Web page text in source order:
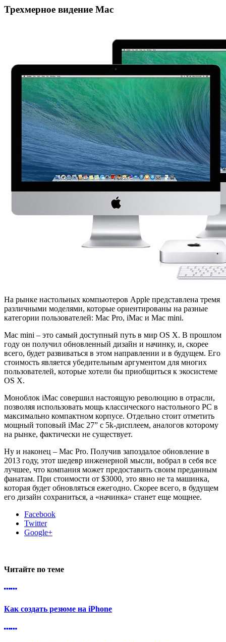
Трехмерное видение Mac
На рынке настольных компьютеров Apple представлена тремя
различными моделями, которые ориентированы на разные
категории пользователей: Mac Pro, iMac и Mac mini.
Mac mini – это самый доступный путь в мир OS X. В прошлом
году он получил обновленный дизайн и начинку, и, скорее
всего, будет развиваться в этом направлении и в будущем. Его
стоимость является убедительным аргументом для многих
пользователей, которые хотели бы приобщиться к экосистеме
OS X.
Моноблок iMac совершил настоящую революцию в отрасли,
позволяя использовать мощь классического настольного PC в
максимально компактном корпусе. Отдельно стоит отметить
мощный топовый iMac 27” с 5k-дисплеем, аналогов которому
на рынке, фактически не существует.
Ну и наконец – Mac Pro. Получив запоздалое обновление в
2013 году, этот шедевр инженерной мысли, вобрал в себя все
лучшее, что компания может предоставить своим преданным
фанатам. При стоимости от $3000, это явно не та машинка,
которая будет обновляться ежегодно. Скорее всего, в будущем
его дизайн сохраниться, а «начинка» станет еще мощнее.
Facebook
Twitter
Google+
Читайте по теме
Как создать резюме на iPhone